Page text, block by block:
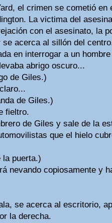
el crimen se cometió en
La victima del
con el asesinato, la
se acerca al sillón del
en interrogar a un
abrigo oscuro...
de Giles.)
de Giles.)
fieltro.
de Giles y sale de la
que el hielo
la puerta.)
nevando copiosamente y
se acerca al escritorio,
la derecha.